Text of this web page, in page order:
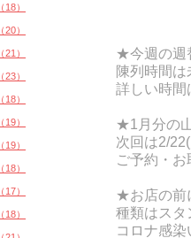
★今週の週
陳列時間は
詳しい時間
★1月分の
次回は2/
ご予約・
★お店の前
種類はスタ
コロナ感染
）
）
）
）
）
）
）
）
）
）